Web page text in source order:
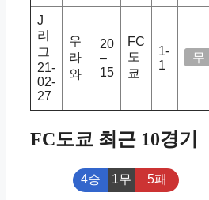
J
리
그
21-
02-
27
우
라
와
20
–
15
FC
도
쿄
1-
1
무
FC도쿄 최근 10경기
4승 1무 5패